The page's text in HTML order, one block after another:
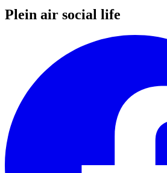
Plein air social life